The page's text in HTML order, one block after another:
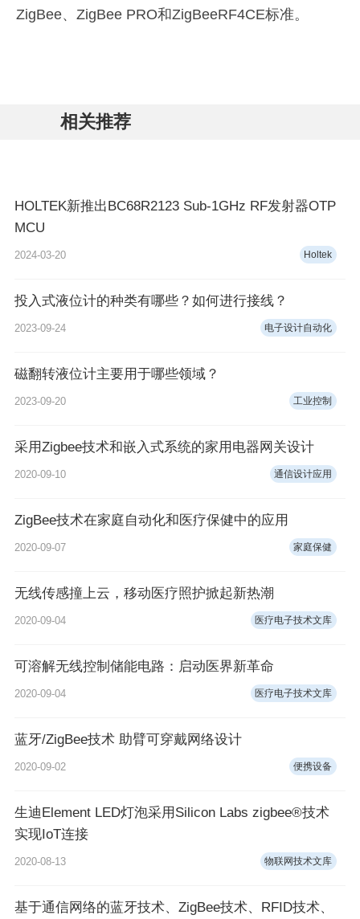
ZigBee、ZigBee PRO和ZigBeeRF4CE标准。
相关推荐
HOLTEK新推出BC68R2123 Sub-1GHz RF发射器OTP
MCU
2024-03-20 Holtek
投入式液位计的种类有哪些？如何进行接线？
2023-09-24 电子设计自动化
磁翻转液位计主要用于哪些领域？
2023-09-20 工业控制
采用Zigbee技术和嵌入式系统的家用电器网关设计
2020-09-10 通信设计应用
ZigBee技术在家庭自动化和医疗保健中的应用
2020-09-07 家庭保健
无线传感撞上云，移动医疗照护掀起新热潮
2020-09-04 医疗电子技术文库
可溶解无线控制储能电路：启动医界新革命
2020-09-04 医疗电子技术文库
蓝牙/ZigBee技术 助臂可穿戴网络设计
2020-09-02 便携设备
生迪Element LED灯泡采用Silicon Labs zigbee®技术
实现IoT连接
2020-08-13 物联网技术文库
基于通信网络的蓝牙技术、ZigBee技术、RFID技术、